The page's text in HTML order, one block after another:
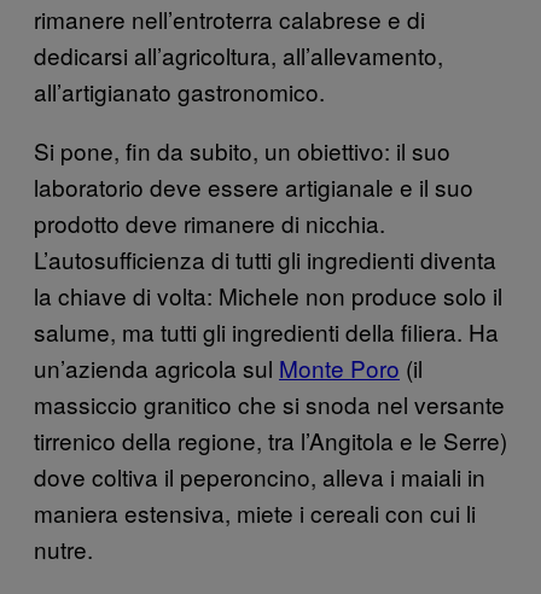
rimanere nell’entroterra calabrese e di
dedicarsi all’agricoltura, all’allevamento,
all’artigianato gastronomico.
Si pone, fin da subito, un obiettivo: il suo
laboratorio deve essere artigianale e il suo
prodotto deve rimanere di nicchia.
L’autosufficienza di tutti gli ingredienti diventa
la chiave di volta: Michele non produce solo il
salume, ma tutti gli ingredienti della filiera. Ha
un’azienda agricola sul Monte Poro (il
massiccio granitico che si snoda nel versante
tirrenico della regione, tra l’Angitola e le Serre)
dove coltiva il peperoncino, alleva i maiali in
maniera estensiva, miete i cereali con cui li
nutre.